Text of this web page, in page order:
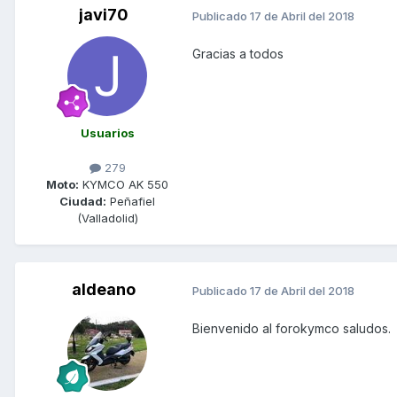
javi70
Usuarios
279
Moto: KYMCO AK 550
Ciudad: Peñafiel
(Valladolid)
Publicado 17 de Abril del 2018
Gracias a todos
aldeano Publicado 17 de Abril del 2018
Bienvenido al forokymco saludos.